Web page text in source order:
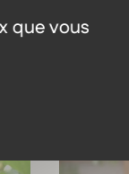
que vous